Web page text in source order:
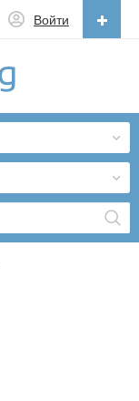
Войти